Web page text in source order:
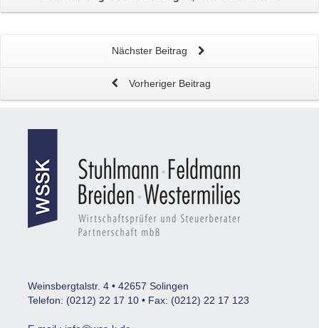
Nächster Beitrag
Vorheriger Beitrag
Weinsbergtalstr. 4 • 42657 Solingen
Telefon: (0212) 22 17 10 • Fax: (0212) 22 17 123